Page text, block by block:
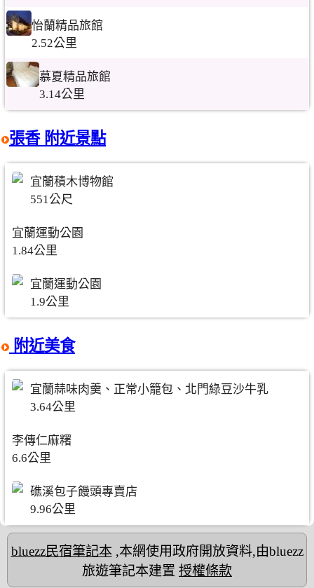
怡蘭精品旅館
2.52公里
慕夏精品旅館
3.14公里
張香 附近景點
宜蘭積木博物館
551公尺
宜蘭運動公園
1.84公里
宜蘭運動公園
1.9公里
附近美食
宜蘭蒜味肉羹、正常小籠包、北門綠豆沙牛乳
3.64公里
李傳仁麻糬
6.6公里
礁溪包子饅頭專賣店
9.96公里
bluezz民宿筆記本,本網使用政府開放資料,由bluezz
旅遊筆記本建置 授權條款